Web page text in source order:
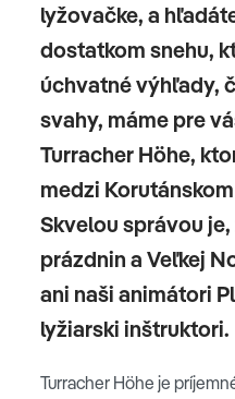
lyžovačke, a
dostatkom snehu,
úchvatné výhľady,
svahy, máme pre
Turracher Höhe,
medzi
Skvelou správou
prázdnin a Veľkej
ani naši animátori
lyžiarski inštruktori.
Turracher Höhe je